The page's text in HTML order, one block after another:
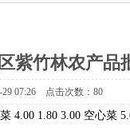
紫竹林农产品
29 07:26 点击次数：80
4.00 1.80 3.00 空心菜